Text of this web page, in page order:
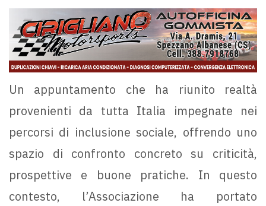
Un appuntamento che ha riunito realtà
provenienti da tutta Italia impegnate nei
percorsi di inclusione sociale, offrendo uno
spazio di confronto concreto su criticità,
prospettive e buone pratiche. In questo
contesto, l’Associazione ha portato